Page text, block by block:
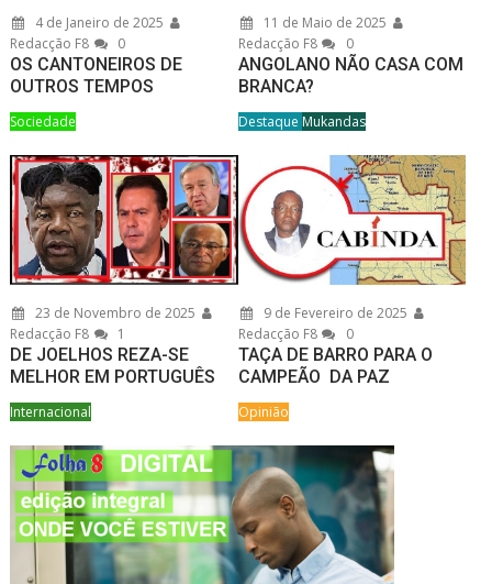
4 de Janeiro de 2025
Redacção F8
0
OS CANTONEIROS DE
OUTROS TEMPOS
Sociedade
11 de Maio de 2025
Redacção F8
0
ANGOLANO NÃO CASA COM
BRANCA?
Destaque Mukandas
23 de Novembro de 2025
Redacção F8
1
DE JOELHOS REZA-SE
MELHOR EM PORTUGUÊS
Internacional
9 de Fevereiro de 2025
Redacção F8
0
TAÇA DE BARRO PARA O
CAMPEÃO DA PAZ
Opinião